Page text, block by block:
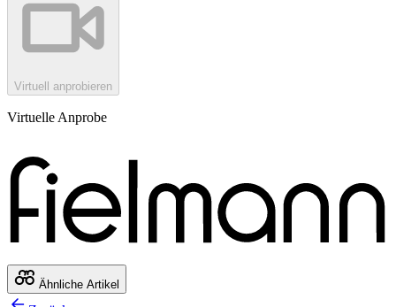
Virtuell anprobieren
Virtuelle Anprobe
Ähnliche Artikel